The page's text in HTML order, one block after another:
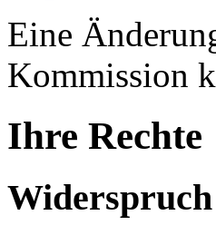
Eine
Kommission
Ihre Rechte